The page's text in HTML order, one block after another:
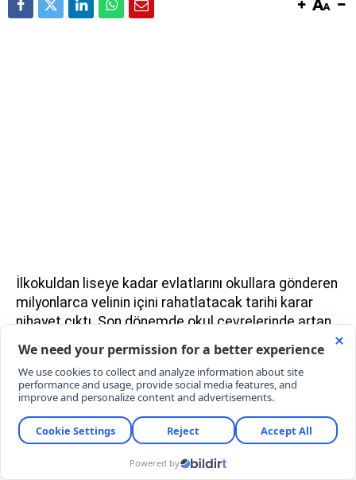
İlkokuldan liseye kadar evlatlarını okullara gönderen
milyonlarca velinin içini rahatlatacak tarihi karar
nihayet çıktı. Son dönemde okul çevrelerinde artan
riskler ve yaşanan üzücü saldırılar üzerine düğmeye
basan hükümet, yeni eğitim-öğretim yılında okul
güvenliğini en üst seviyeye çıkarıyor.
Artık okul kapılarında el dedektörüyle arama yapma
yetkisine sahip, emniyetle anlık irtibatta olan
Peki, İŞKUR TYP üzerinden gerçekleştirilecek bu